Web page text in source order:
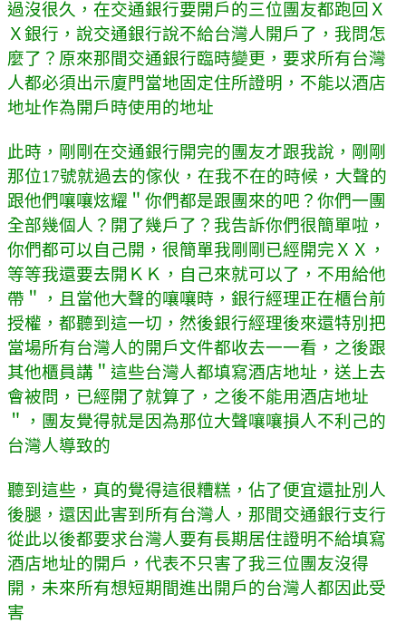
過沒很久，在交通銀行要開戶的三位團友都跑回Ｘ
Ｘ銀行，說交通銀行說不給台灣人開戶了，我問怎
麼了？原來那間交通銀行臨時變更，要求所有台灣
人都必須出示廈門當地固定住所證明，不能以酒店
地址作為開戶時使用的地址
此時，剛剛在交通銀行開完的團友才跟我說，剛剛
那位17號就過去的傢伙，在我不在的時候，大聲的
跟他們嚷嚷炫耀＂你們都是跟團來的吧？你們一團
全部幾個人？開了幾戶了？我告訴你們很簡單啦，
你們都可以自己開，很簡單我剛剛已經開完ＸＸ，
等等我還要去開ＫＫ，自己來就可以了，不用給他
帶＂，且當他大聲的嚷嚷時，銀行經理正在櫃台前
授權，都聽到這一切，然後銀行經理後來還特別把
當場所有台灣人的開戶文件都收去一一看，之後跟
其他櫃員講＂這些台灣人都填寫酒店地址，送上去
會被問，已經開了就算了，之後不能用酒店地址
＂，團友覺得就是因為那位大聲嚷嚷損人不利己的
台灣人導致的
聽到這些，真的覺得這很糟糕，佔了便宜還扯別人
後腿，還因此害到所有台灣人，那間交通銀行支行
從此以後都要求台灣人要有長期居住證明不給填寫
酒店地址的開戶，代表不只害了我三位團友沒得
開，未來所有想短期間進出開戶的台灣人都因此受
害